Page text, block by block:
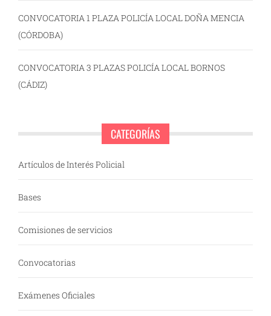
CONVOCATORIA 1 PLAZA POLICÍA LOCAL DOÑA MENCIA
(CÓRDOBA)
CONVOCATORIA 3 PLAZAS POLICÍA LOCAL BORNOS
(CÁDIZ)
CATEGORÍAS
Artículos de Interés Policial
Bases
Comisiones de servicios
Convocatorias
Exámenes Oficiales